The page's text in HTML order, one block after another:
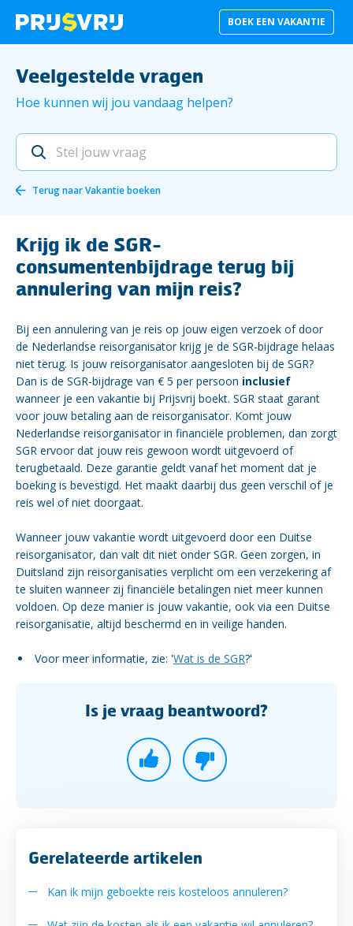
BOEK EEN VAKANTIE
Veelgestelde vragen
Hoe kunnen wij jou vandaag helpen?
Terug naarVakantie boeken
Krijg ik de SGR-
consumentenbijdrage terug bij
annulering van mijn reis?
Bij een annulering van je reis op jouw eigen verzoek of door
de Nederlandse reisorganisator krijg je de SGR-bijdrage helaas
niet terug. Is jouw reisorganisator aangesloten bij de SGR?
Dan is de SGR-bijdrage van € 5 per persoon inclusief
wanneer je een vakantie bij Prijsvrij boekt. SGR staat garant
voor jouw betaling aan de reisorganisator. Komt jouw
Nederlandse reisorganisator in financiële problemen, dan zorgt
SGR ervoor dat jouw reis gewoon wordt uitgevoerd of
terugbetaald. Deze garantie geldt vanaf het moment dat je
boeking is bevestigd. Het maakt daarbij dus geen verschil of je
reis wel of niet doorgaat.
Wanneer jouw vakantie wordt uitgevoerd door een Duitse
reisorganisator, dan valt dit niet onder SGR. Geen zorgen, in
Duitsland zijn reisorganisaties verplicht om een verzekering af
te sluiten wanneer zij financiële betalingen niet meer kunnen
voldoen. Op deze manier is jouw vakantie, ook via een Duitse
reisorganisatie, altijd beschermd en in veilige handen.
Voor meer informatie, zie: 'Wat is de SGR?'
Is je vraag beantwoord?
Gerelateerde artikelen
Kan ik mijn geboekte reis kosteloos annuleren?